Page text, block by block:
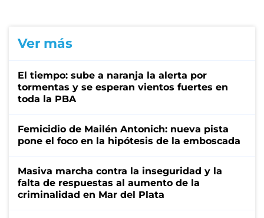
Ver más
El tiempo: sube a naranja la alerta por
tormentas y se esperan vientos fuertes en
toda la PBA
Femicidio de Mailén Antonich: nueva pista
pone el foco en la hipótesis de la emboscada
Masiva marcha contra la inseguridad y la
falta de respuestas al aumento de la
criminalidad en Mar del Plata